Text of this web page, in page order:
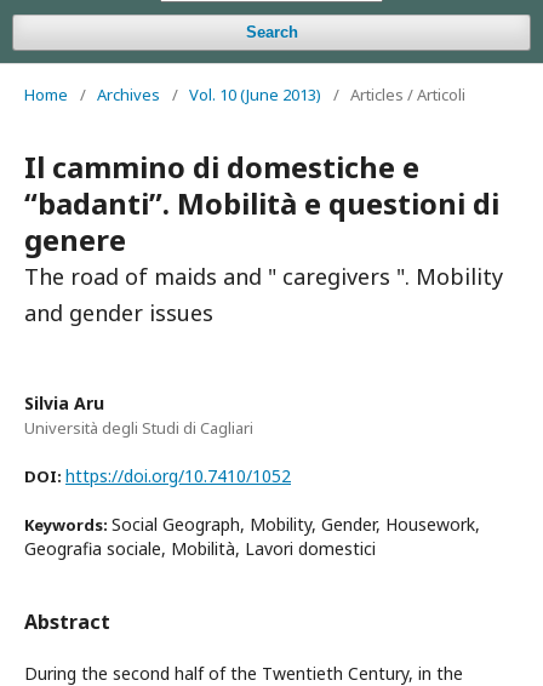
Search
Home / Archives / Vol. 10 (June 2013) / Articles / Articoli
Il cammino di domestiche e
“badanti”. Mobilità e questioni di
genere
The road of maids and " caregivers ". Mobility
and gender issues
Silvia Aru
Università degli Studi di Cagliari
DOI: https://doi.org/10.7410/1052
Keywords: Social Geograph, Mobility, Gender, Housework,
Geografia sociale, Mobilità, Lavori domestici
Abstract
During the second half of the Twentieth Century, in the